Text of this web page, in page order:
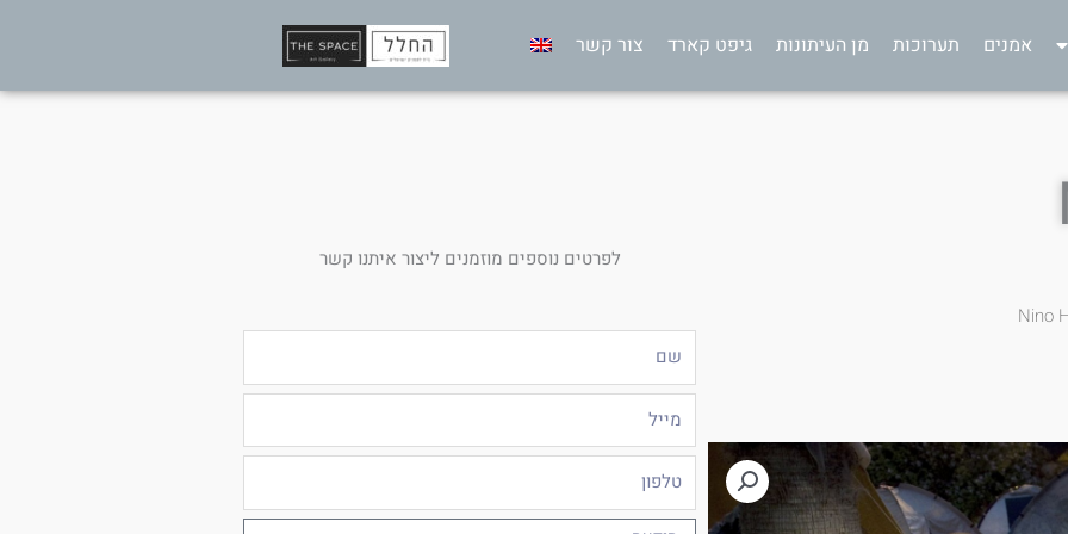
אמנים תערוכות מן העיתונות גיפט קארד צור קשר
Nino
לפרטים נוספים מוזמנים ליצור איתנו קשר
טלפון